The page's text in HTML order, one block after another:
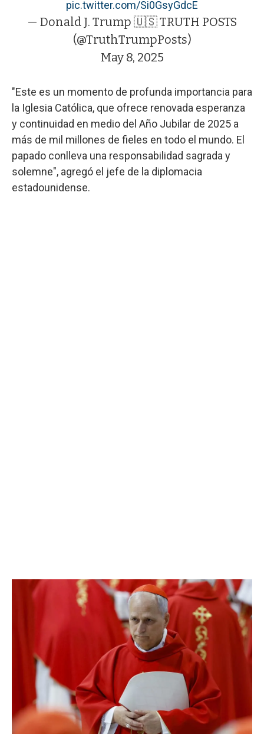
pic.twitter.com/Si0GsyGdcE
— Donald J. Trump 🇺🇸 TRUTH POSTS
(@TruthTrumpPosts)
May 8, 2025
"Este es un momento de profunda importancia para
la Iglesia Católica, que ofrece renovada esperanza
y continuidad en medio del Año Jubilar de 2025 a
más de mil millones de fieles en todo el mundo. El
papado conlleva una responsabilidad sagrada y
solemne", agregó el jefe de la diplomacia
estadounidense.